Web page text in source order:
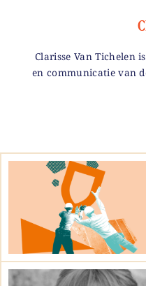
Clarisse Van Tichelen
en communicatie van